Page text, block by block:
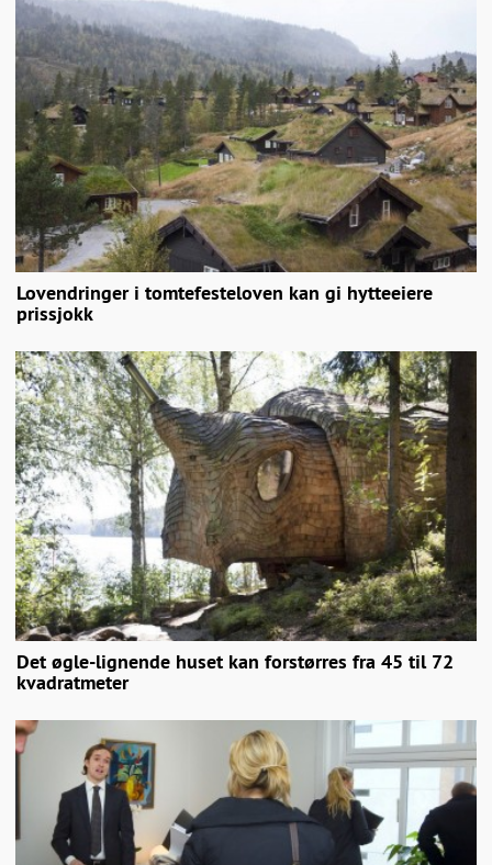
Lovendringer i tomtefesteloven kan gi hytteeiere
prissjokk
Det øgle-lignende huset kan forstørres fra 45 til 72
kvadratmeter